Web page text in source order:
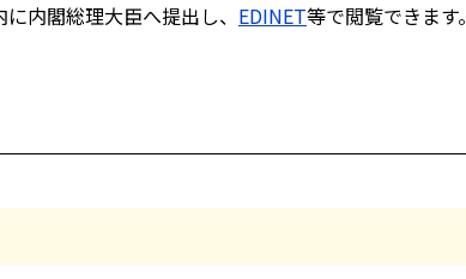
内閣総理大臣へ提出し、 EDINET等で閲覧できます。